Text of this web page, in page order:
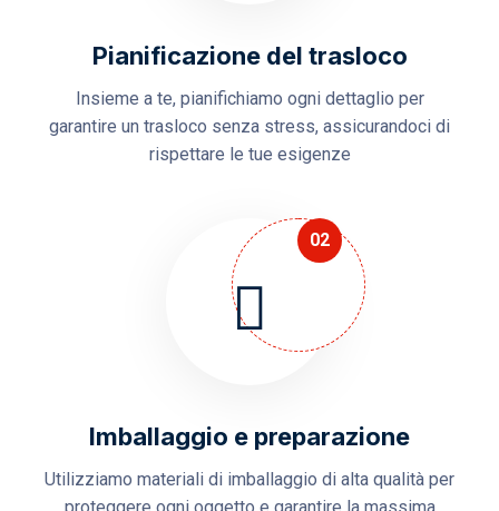
Pianificazione del trasloco
Insieme a te, pianifichiamo ogni dettaglio per
garantire un trasloco senza stress, assicurandoci di
rispettare le tue esigenze
02
Imballaggio e preparazione
Utilizziamo materiali di imballaggio di alta qualità per